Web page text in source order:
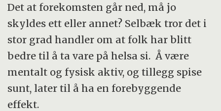
Det at forekomsten går ned, må jo
skyldes ett eller annet? Selbæk tror det i
stor grad handler om at folk har blitt
bedre til å ta vare på helsa si. Å være
mentalt og fysisk aktiv, og tillegg spise
sunt, later til å ha en forebyggende
effekt.